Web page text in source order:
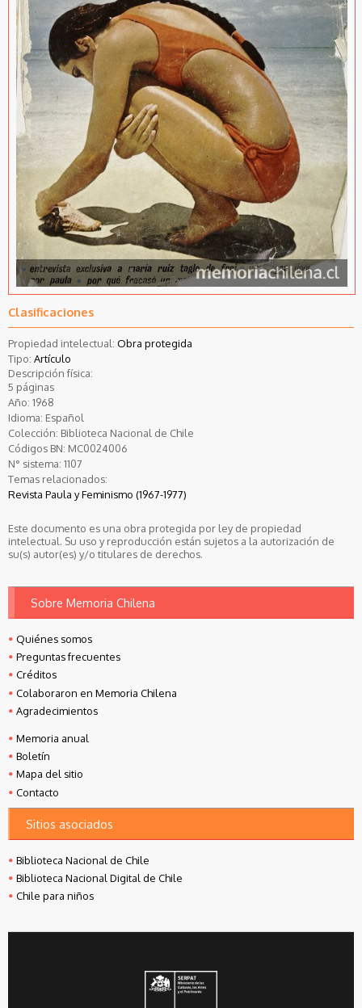
Clasificaciones
Propiedad intelectual: Obra protegida
Tipo: Artículo
Descripción física:
5 páginas
Año: 1968
Idioma: Español
Colección: Biblioteca Nacional de Chile
Códigos BN: MC0024006
N° sistema: 1107
Temas relacionados:
Revista Paula y Feminismo (1967-1977)
Este documento es una obra protegida por ley de propiedad
intelectual. Su uso y reproducción están sujetos a la autorización de
su(s) autor(es) y/o titulares de derechos.
Sobre Memoria Chilena
Quiénes somos
Preguntas frecuentes
Créditos
Colaboraron en Memoria Chilena
Agradecimientos
Memoria anual
Boletín
Mapa del sitio
Contacto
Sitios asociados
Biblioteca Nacional de Chile
Biblioteca Nacional Digital de Chile
Chile para niños